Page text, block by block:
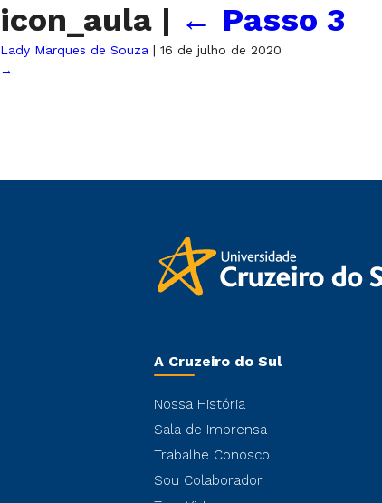
icon_aula | ← Passo 3
Lady Marques de Souza | 16 de julho de 2020
→
A Cruzeiro do Sul
Nossa História
Sala de Imprensa
Trabalhe Conosco
Sou Colaborador